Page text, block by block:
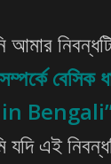
বেসিক
এই